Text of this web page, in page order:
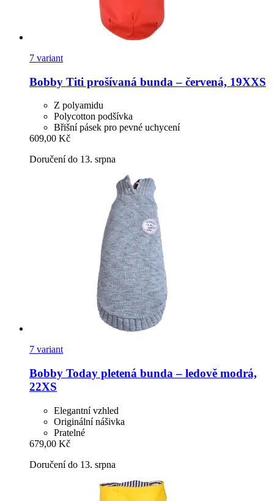
7 variant
Bobby Titi prošívaná bunda – červená, 19XXS
Z polyamidu
Polycotton podšívka
Břišní pásek pro pevné uchycení
609,00 Kč
Doručení do 13. srpna
7 variant
Bobby Today pletená bunda – ledově modrá,
22XS
Elegantní vzhled
Originální nášivka
Pratelné
679,00 Kč
Doručení do 13. srpna